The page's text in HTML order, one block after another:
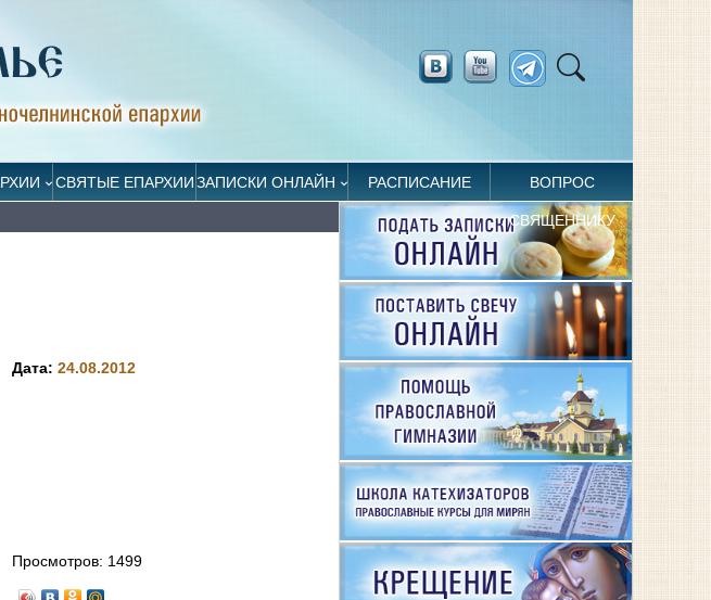
СВЯТЫЕ ЕПАРХИИЗАПИСКИ ОНЛАЙН РАСПИСАНИЕ ВОПРОС
СВЯЩЕННИКУ
Дата:24.08.2012
Просмотров: 1499